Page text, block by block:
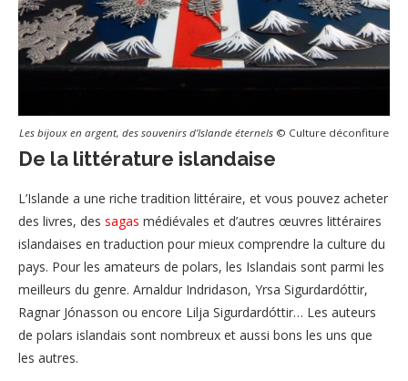
Les bijoux en argent, des souvenirs d’Islande éternels © Culture déconfiture
De la littérature islandaise
L’Islande a une riche tradition littéraire, et vous pouvez acheter
des livres, des sagas médiévales et d’autres œuvres littéraires
islandaises en traduction pour mieux comprendre la culture du
pays. Pour les amateurs de polars, les Islandais sont parmi les
meilleurs du genre. Arnaldur Indridason, Yrsa Sigurdardóttir,
Ragnar Jónasson ou encore Lilja Sigurdardóttir… Les auteurs
de polars islandais sont nombreux et aussi bons les uns que
les autres.